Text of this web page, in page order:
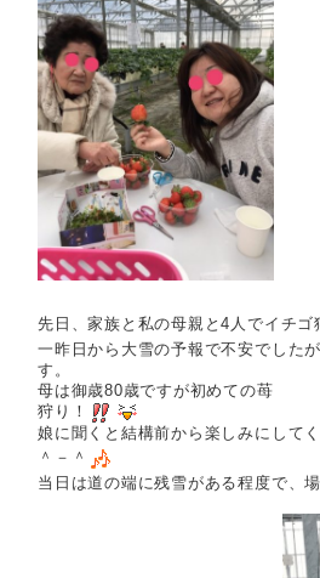
先日、家族と私の母親と4人でイチゴ
一昨日から大雪の予報で不安でした
す。
母は御歳80歳ですが初めての苺
狩り！
娘に聞くと結構前から楽しみにして
＾－＾
当日は道の端に残雪がある程度で、